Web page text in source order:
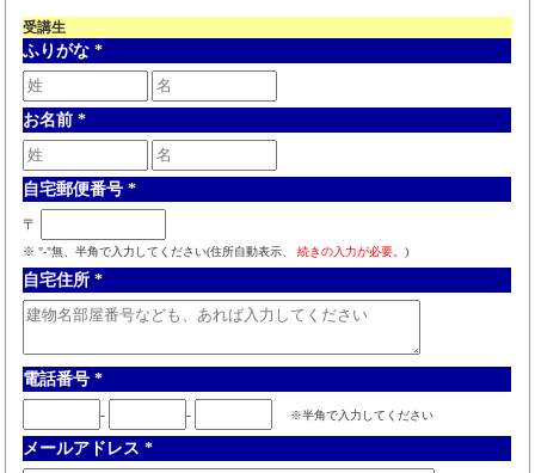
受講生
ふりがな *
お名前 *
自宅郵便番号 *
〒
※ "-"無、半角で入力してください(住所自動表示、 続きの入力が必要。 )
自宅住所 *
電話番号 *
- - ※半角で入力してください
メールアドレス *